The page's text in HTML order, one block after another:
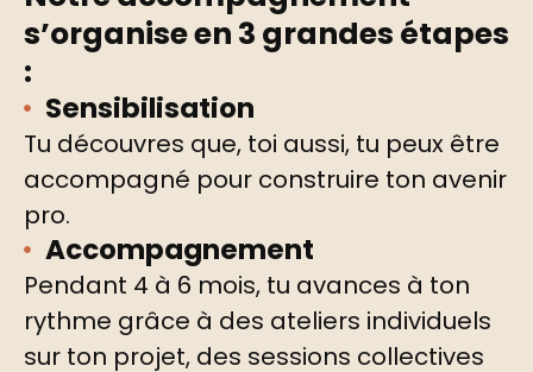
s’organise en 3 grandes étapes
:
Sensibilisation
Tu découvres que, toi aussi, tu peux être
accompagné pour construire ton avenir
pro.
Accompagnement​
Pendant 4 à 6 mois, tu avances à ton
rythme grâce à des ateliers individuels
sur ton projet, des sessions collectives